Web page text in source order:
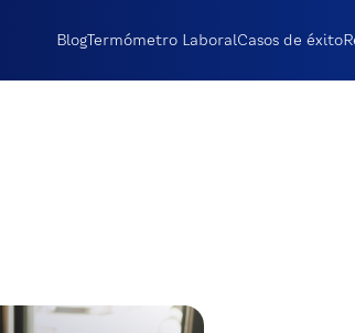
BlogTermómetro LaboralCasos de éxito